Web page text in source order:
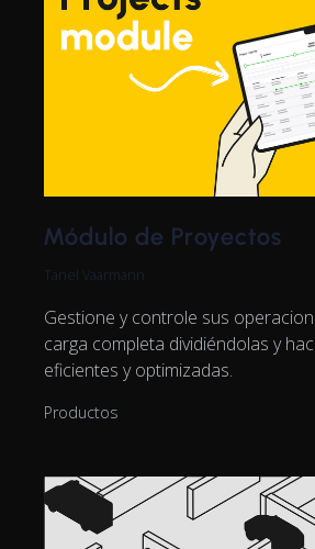
Módulo de Proyectos
Tanel Vaarmann
Gestione y controle sus
carga completa dividiéndolas y
eficientes y optimizadas.
Productos